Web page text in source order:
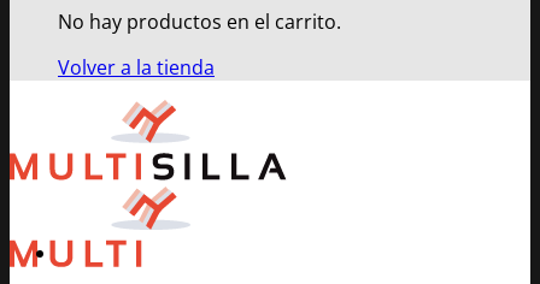
No hay productos en el carrito.
Volver a la tienda